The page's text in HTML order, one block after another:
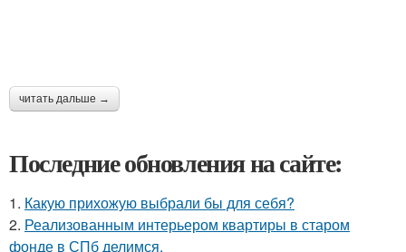
читать дальше →
Последние обновления на сайте:
1. Какую прихожую выбрали бы для себя?
2. Реализованным интерьером квартиры в старом
фонде в СПб делимся.